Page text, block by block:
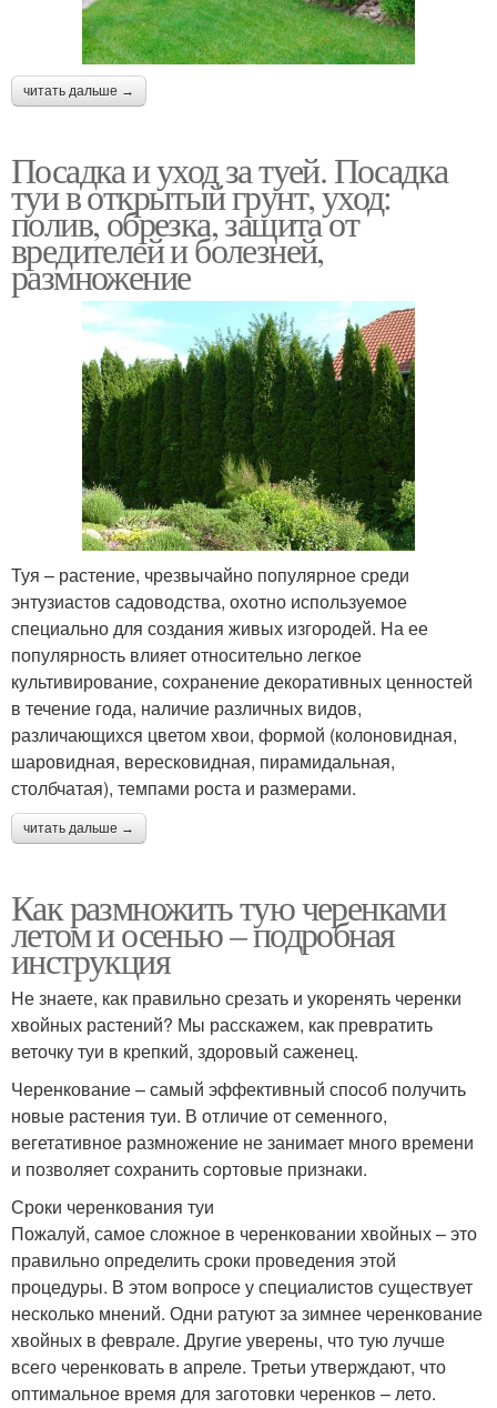
читать дальше →
Посадка и уход за туей. Посадка
туи в открытый грунт, уход:
полив, обрезка, защита от
вредителей и болезней,
размножение
Туя – растение, чрезвычайно популярное среди
энтузиастов садоводства, охотно используемое
специально для создания живых изгородей. На ее
популярность влияет относительно легкое
культивирование, сохранение декоративных ценностей
в течение года, наличие различных видов,
различающихся цветом хвои, формой (колоновидная,
шаровидная, вересковидная, пирамидальная,
столбчатая), темпами роста и размерами.
читать дальше →
Как размножить тую черенками
летом и осенью – подробная
инструкция
Не знаете, как правильно срезать и укоренять черенки
хвойных растений? Мы расскажем, как превратить
веточку туи в крепкий, здоровый саженец.
Черенкование – самый эффективный способ получить
новые растения туи. В отличие от семенного,
вегетативное размножение не занимает много времени
и позволяет сохранить сортовые признаки.
Сроки черенкования туи
Пожалуй, самое сложное в черенковании хвойных – это
правильно определить сроки проведения этой
процедуры. В этом вопросе у специалистов существует
несколько мнений. Одни ратуют за зимнее черенкование
хвойных в феврале. Другие уверены, что тую лучше
всего черенковать в апреле. Третьи утверждают, что
оптимальное время для заготовки черенков – лето.